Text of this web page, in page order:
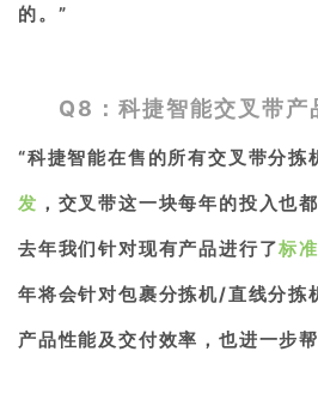
的。”
Q8： 科捷智能交叉带产
“科捷智能在售的所有交叉带分拣
发 ，交叉带这一块每年的投入也
去年我们针对现有产品进行了标
年将会针对包裹分拣机/直线分拣
产品性能及交付效率，也进一步